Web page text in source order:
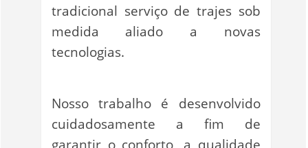
tradicional serviço de trajes sob
medida aliado a novas
tecnologias.
Nosso trabalho é desenvolvido
cuidadosamente a fim de
garantir o conforto, a qualidade